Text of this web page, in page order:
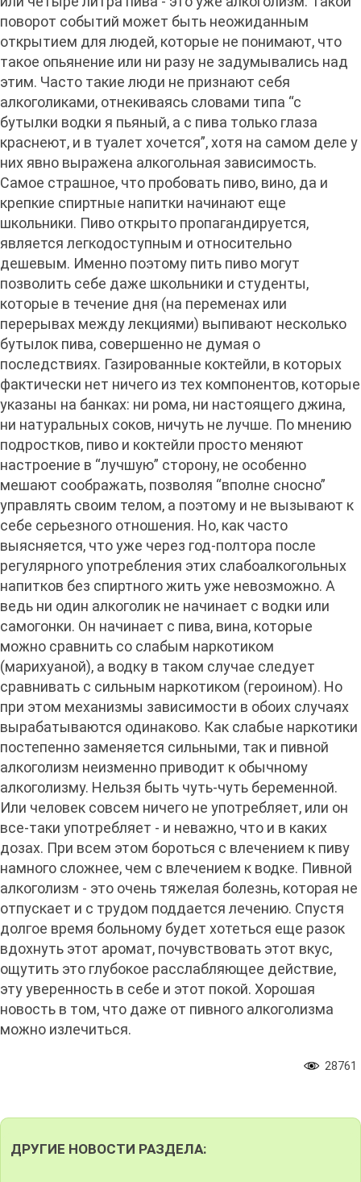
поворот событий может быть неожиданным
открытием для людей, которые не понимают, что
такое опьянение или ни разу не задумывались над
этим. Часто такие люди не признают себя
алкоголиками, отнекиваясь словами типа “с
бутылки водки я пьяный, а с пива только глаза
краснеют, и в туалет хочется”, хотя на самом деле у
них явно выражена алкогольная зависимость.
Самое страшное, что пробовать пиво, вино, да и
крепкие спиртные напитки начинают еще
школьники. Пиво открыто пропагандируется,
является легкодоступным и относительно
дешевым. Именно поэтому пить пиво могут
позволить себе даже школьники и студенты,
которые в течение дня (на переменах или
перерывах между лекциями) выпивают несколько
бутылок пива, совершенно не думая о
последствиях. Газированные коктейли, в которых
фактически нет ничего из тех компонентов, которые
указаны на банках: ни рома, ни настоящего джина,
ни натуральных соков, ничуть не лучше. По мнению
подростков, пиво и коктейли просто меняют
настроение в “лучшую” сторону, не особенно
мешают соображать, позволяя “вполне сносно”
управлять своим телом, а поэтому и не вызывают к
себе серьезного отношения. Но, как часто
выясняется, что уже через год-полтора после
регулярного употребления этих слабоалкогольных
напитков без спиртного жить уже невозможно. А
ведь ни один алкоголик не начинает с водки или
самогонки. Он начинает с пива, вина, которые
можно сравнить со слабым наркотиком
(марихуаной), а водку в таком случае следует
сравнивать с сильным наркотиком (героином). Но
при этом механизмы зависимости в обоих случаях
вырабатываются одинаково. Как слабые наркотики
постепенно заменяется сильными, так и пивной
алкоголизм неизменно приводит к обычному
алкоголизму. Нельзя быть чуть-чуть беременной.
Или человек совсем ничего не употребляет, или он
все-таки употребляет - и неважно, что и в каких
дозах. При всем этом бороться с влечением к пиву
намного сложнее, чем с влечением к водке. Пивной
алкоголизм - это очень тяжелая болезнь, которая не
отпускает и с трудом поддается лечению. Спустя
долгое время больному будет хотеться еще разок
вдохнуть этот аромат, почувствовать этот вкус,
ощутить это глубокое расслабляющее действие,
эту уверенность в себе и этот покой. Хорошая
новость в том, что даже от пивного алкоголизма
можно излечиться.
28761
ДРУГИЕ НОВОСТИ РАЗДЕЛА: